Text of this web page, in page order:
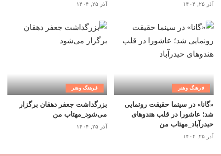
آذر ۲۵, ۱۴۰۴ آذر ۲۵, ۱۴۰۴
فرهنگ وهنر
«گانا» در سینما حقیقت رونمایی
شد؛ عاشورا در قلب هندوهای
حیدرآباد_مهتاب من
آذر ۲۵, ۱۴۰۴
فرهنگ وهنر
بزرگداشت جعفر دهقان برگزار
می‌شود_مهتاب من
آذر ۲۵, ۱۴۰۴